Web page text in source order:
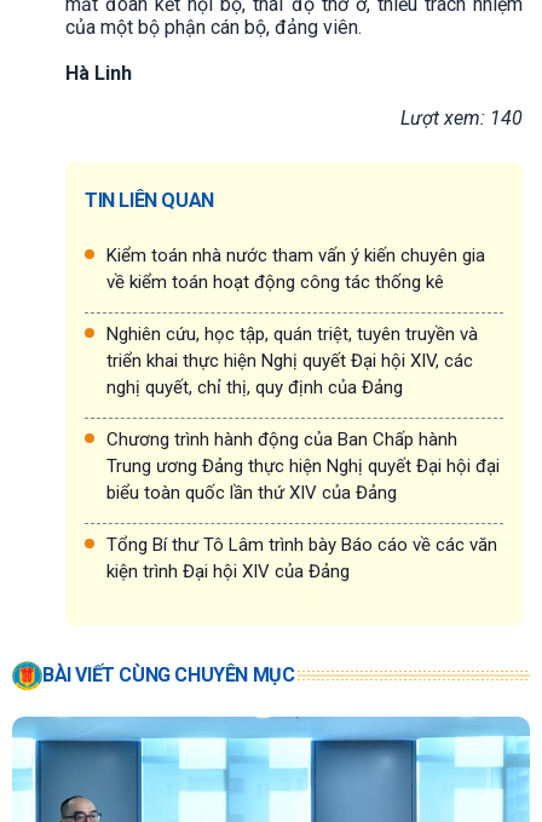
của một bộ phận cán bộ, đảng viên.
Hà Linh
Lượt xem: 140
TIN LIÊN QUAN
Kiểm toán nhà nước tham vấn ý kiến chuyên gia
về kiểm toán hoạt động công tác thống kê
Nghiên cứu, học tập, quán triệt, tuyên truyền và
triển khai thực hiện Nghị quyết Đại hội XIV, các
nghị quyết, chỉ thị, quy định của Đảng
Chương trình hành động của Ban Chấp hành
Trung ương Đảng thực hiện Nghị quyết Đại hội đại
biểu toàn quốc lần thứ XIV của Đảng
Tổng Bí thư Tô Lâm trình bày Báo cáo về các văn
kiện trình Đại hội XIV của Đảng
BÀI VIẾT CÙNG CHUYÊN MỤC